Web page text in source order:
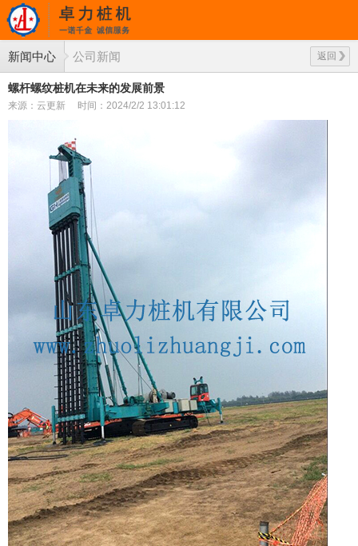
新闻中心 返回
公司新闻
螺杆螺纹桩机在未来的发展前景
来源：云更新 时间：2024/2/2 13:01:12